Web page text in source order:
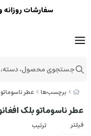
برچسب‌ها عطر ناسوماتو
عطر ناسوماتو بلک افغانو برند
فیلتر ترتیب
سفارشات
جستجوی محصول، دسته،